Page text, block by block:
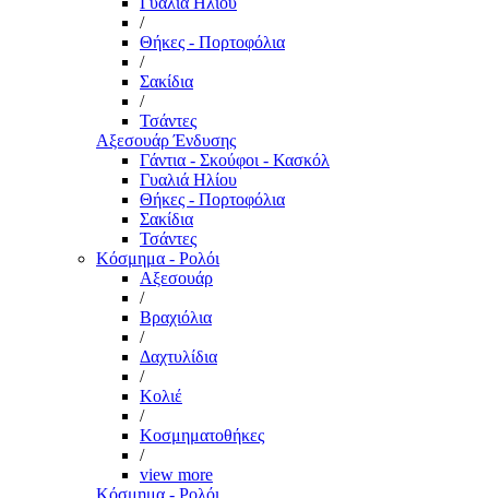
/
Θήκες - Πορτοφόλια
/
Σακίδια
/
Τσάντες
Αξεσουάρ Ένδυσης
Γάντια - Σκούφοι - Κασκόλ
Γυαλιά Ηλίου
Θήκες - Πορτοφόλια
Σακίδια
Τσάντες
Κόσμημα - Ρολόι
Αξεσουάρ
/
Βραχιόλια
/
Δαχτυλίδια
/
Κολιέ
/
Κοσμηματοθήκες
/
view more
Κόσμημα - Ρολόι